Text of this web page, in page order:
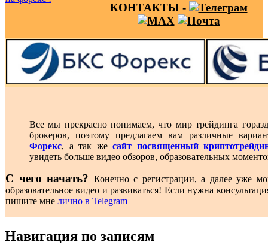
КОНТАКТЫ -
Все мы прекрасно понимаем, что мир трейдинга
брокеров, поэтому предлагаем вам различные
Форекс, а так жесайт посвященный
увидеть больше видео обзоров, образовательных
С чего начать? Конечно с регистрации, а далее уже
образовательное видео и развиваться! Если нужна
пишите мне лично в Telegram
Навигация по записям